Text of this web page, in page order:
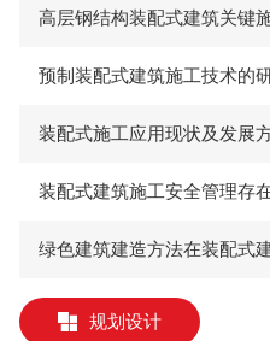
高层钢结构装配式建筑关键
预制装配式建筑施工技术的
装配式施工应用现状及发展
装配式建筑施工安全管理存
绿色建筑建造方法在装配式
规划设计